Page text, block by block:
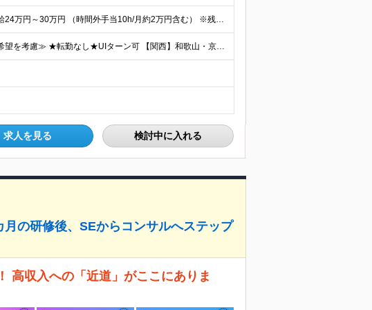
★ゆくゆく年収600万円以上も可 ◆月給24万円～30万円 （時間外手当10h/月約2万円含む） ※残業代超過分は別途全額支給いたします ※経験/資格に応じて、手当（月給に加算）が支給されます ※試
≪西日本の各拠点で募集中！配属地は希望を考慮≫ ★転勤なし★UIターン可 【関西】和歌山・京都・滋賀・奈良・兵庫 【東海】愛知・静岡・岐阜・三重 【北陸】石川・富山・福井 【中国】広島・岡山・島根・
求人を見る 検討中に入れる
の研修後、SEからコンサルへステップ
収入への「近道」がここにありま